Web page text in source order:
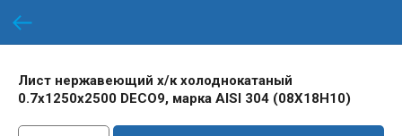
Лист нержавеющий х/к холоднокатаный
0.7х1250х2500 DECO9, марка AISI 304 (08Х18Н10)